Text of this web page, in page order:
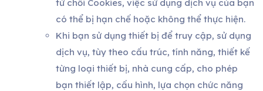
từ chối Cookies, việc sử dụng dịch vụ của bạn
có thể bị hạn chế hoặc không thể thực hiện.
Khi bạn sử dụng thiết bị để truy cập, sử dụng
dịch vụ, tùy theo cấu trúc, tính năng, thiết kế
từng loại thiết bị, nhà cung cấp, cho phép
bạn thiết lập, cấu hình, lựa chọn chức năng